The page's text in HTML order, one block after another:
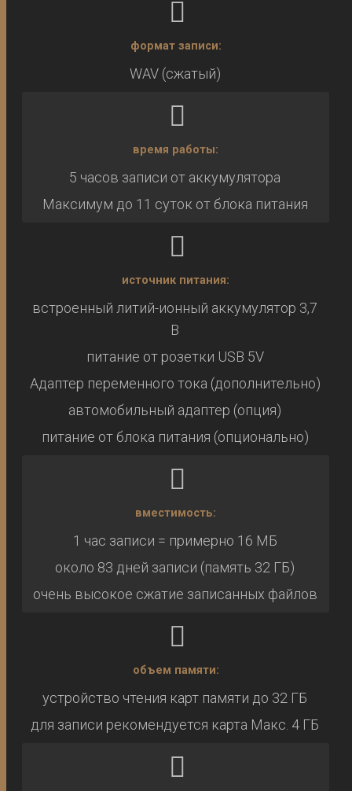
формат записи:
WAV (сжатый)
время работы:
5 часов записи от аккумулятора
Максимум до 11 суток от блока питания
источник питания:
встроенный литий-ионный аккумулятор 3,7
В
питание от розетки USB 5V
Адаптер переменного тока (дополнительно)
автомобильный адаптер (опция)
питание от блока питания (опционально)
вместимость:
1 час записи = примерно 16 МБ
около 83 дней записи (память 32 ГБ)
очень высокое сжатие записанных файлов
объем памяти:
устройство чтения карт памяти до 32 ГБ
для записи рекомендуется карта Макс. 4 ГБ